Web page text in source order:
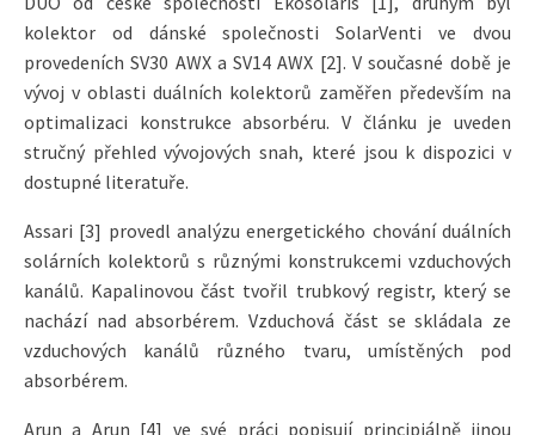
kolektor od dánské společnosti SolarVenti ve dvou
provedeních SV30 AWX a SV14 AWX [2]. V současné době je
vývoj v oblasti duálních kolektorů zaměřen především na
optimalizaci konstrukce absorbéru. V článku je uveden
stručný přehled vývojových snah, které jsou k dispozici v
dostupné literatuře.
Assari [3] provedl analýzu energetického chování duálních
solárních kolektorů s různými konstrukcemi vzduchových
kanálů. Kapalinovou část tvořil trubkový registr, který se
nachází nad absorbérem. Vzduchová část se skládala ze
vzduchových kanálů různého tvaru, umístěných pod
absorbérem.
Arun a Arun [4] ve své práci popisují principiálně jinou